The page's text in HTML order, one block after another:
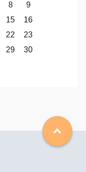
8
9
15
16
22
23
29
30